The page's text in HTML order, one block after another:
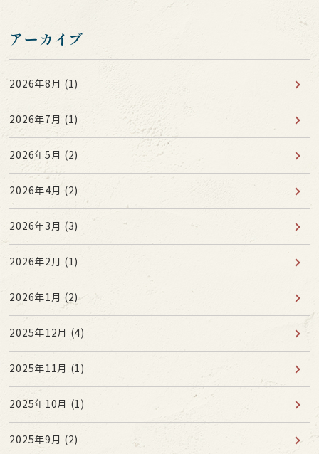
アーカイブ
2026年8月 (1)
2026年7月 (1)
2026年5月 (2)
2026年4月 (2)
2026年3月 (3)
2026年2月 (1)
2026年1月 (2)
2025年12月 (4)
2025年11月 (1)
2025年10月 (1)
2025年9月 (2)